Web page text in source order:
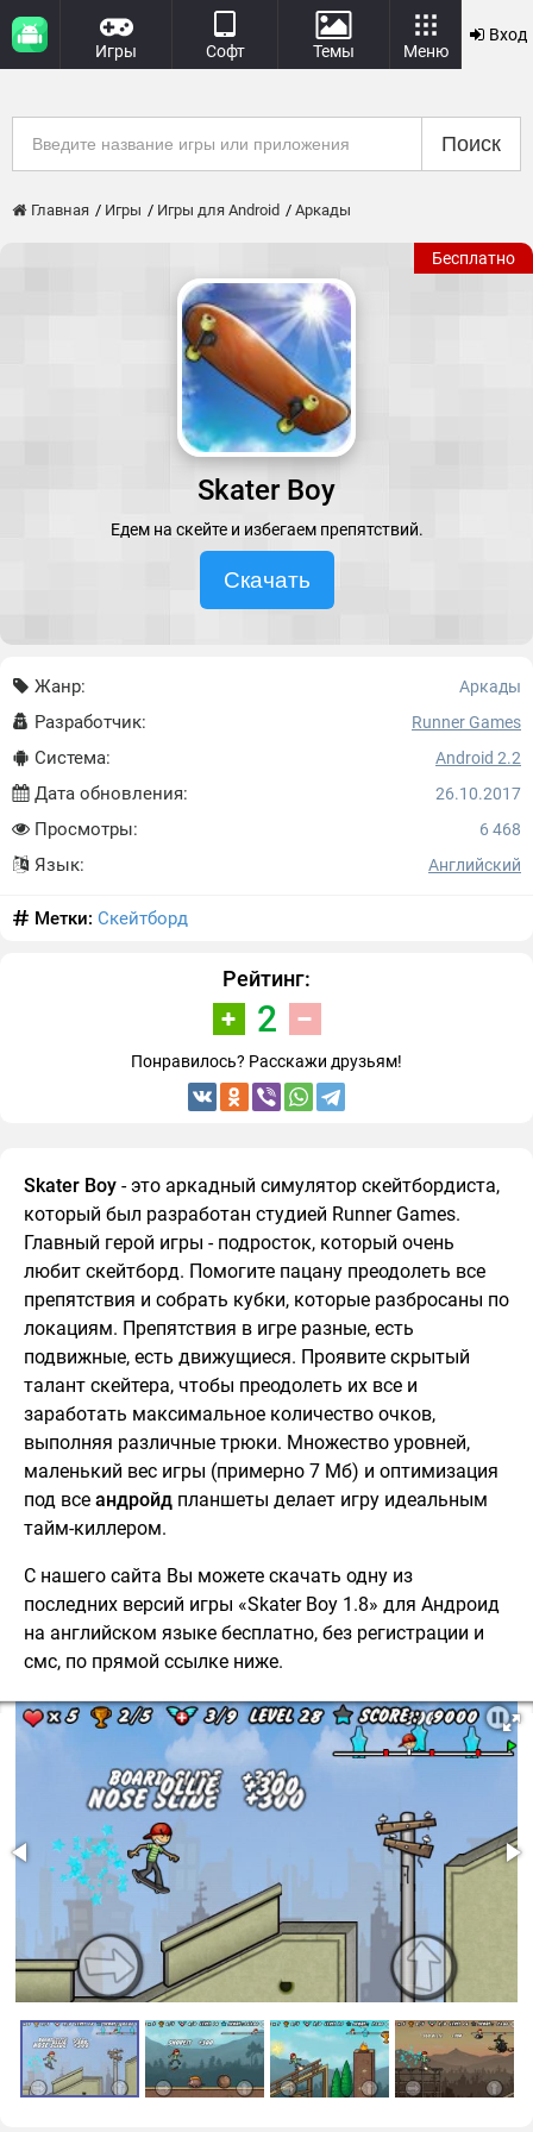
Игры Софт Темы Меню
Вход
Поиск
Главная Игры Игры для Android Аркады
Бесплатно
Skater Boy
Едем на скейте и избегаем препятствий.
Скачать
Жанр: Аркады
Разработчик: Runner Games
Система: Android 2.2
Дата обновления: 26.10.2017
Просмотры: 6 468
Язык: Английский
Метки: Скейтборд
Рейтинг:
2
Понравилось? Расскажи друзьям!
Skater Boy - это аркадный симулятор скейтбордиста,
который был разработан студией Runner Games.
Главный герой игры - подросток, который очень
любит скейтборд. Помогите пацану преодолеть все
препятствия и собрать кубки, которые разбросаны по
локациям. Препятствия в игре разные, есть
подвижные, есть движущиеся. Проявите скрытый
талант скейтера, чтобы преодолеть их все и
заработать максимальное количество очков,
выполняя различные трюки. Множество уровней,
маленький вес игры (примерно 7 Мб) и оптимизация
под все андройд планшеты делает игру идеальным
тайм-киллером.
С нашего сайта Вы можете скачать одну из
последних версий игры «Skater Boy 1.8» для Андроид
на английском языке бесплатно, без регистрации и
смс, по прямой ссылке ниже.